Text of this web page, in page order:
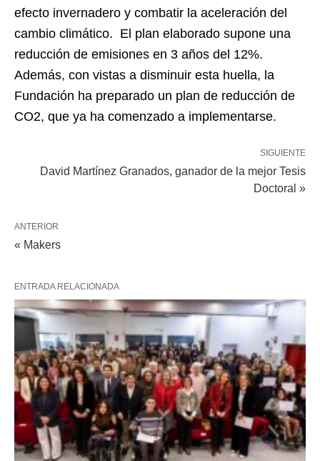
efecto invernadero y combatir la aceleración del
cambio climático. El plan elaborado supone una
reducción de emisiones en 3 años del 12%.
Además, con vistas a disminuir esta huella, la
Fundación ha preparado un plan de reducción de
CO2, que ya ha comenzado a implementarse.
SIGUIENTE
David Martínez Granados, ganador de la mejor Tesis
Doctoral »
ANTERIOR
« Makers
ENTRADA RELACIONADA